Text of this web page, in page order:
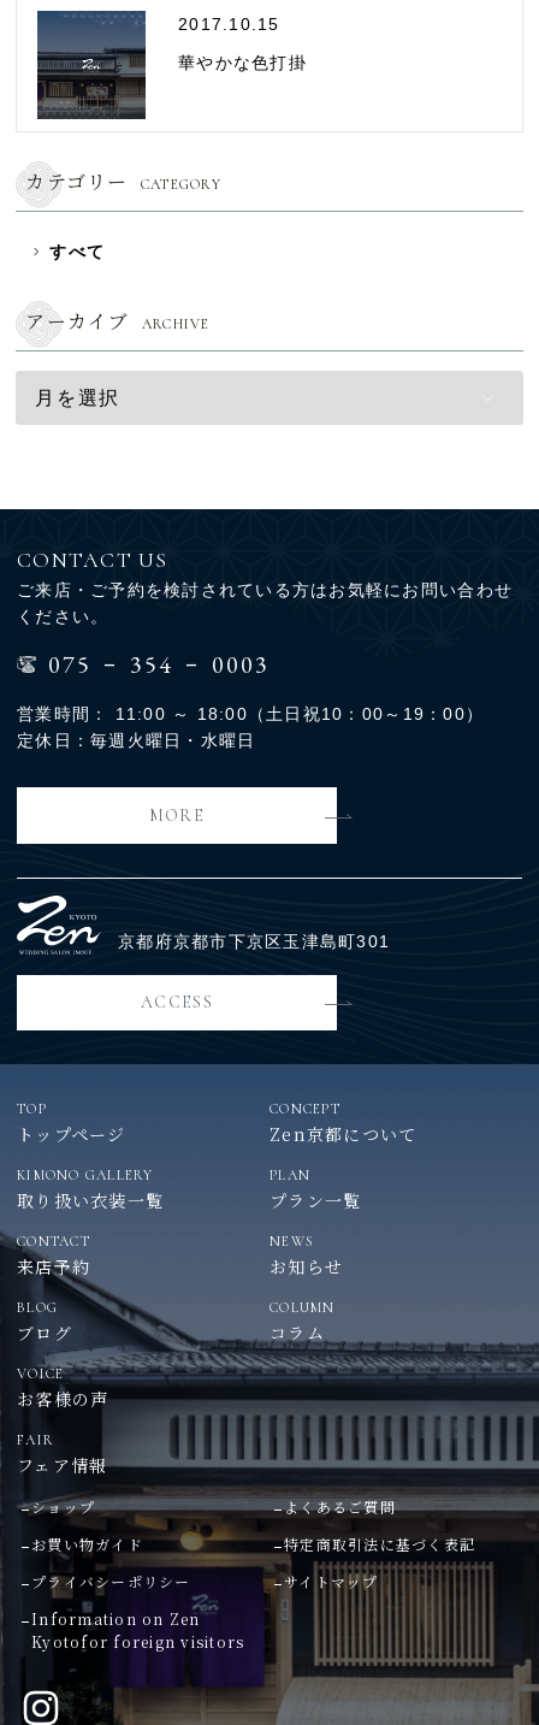
2017.10.15
華やかな色打掛
カテゴリー CATEGORY
すべて
アーカイブ ARCHIVE
CONTACT US
ご来店・ご予約を検討されている方はお気軽にお問い合わせ
ください。
075 - 354 - 0003
営業時間： 11:00 ～ 18:00（土日祝10：00～19：00）
定休日：毎週火曜日・水曜日
MORE
京都府京都市下京区玉津島町301
ACCESS
TOP
トップページ
CONCEPT
Zen京都について
KIMONO GALLERY
取り扱い衣装一覧
PLAN
プラン一覧
CONTACT
来店予約
NEWS
お知らせ
BLOG
ブログ
COLUMN
コラム
VOICE
お客様の声
FAIR
フェア情報
ショップ
よくあるご質問
お買い物ガイド
特定商取引法に基づく表記
プライバシーポリシー
サイトマップ
Information on Zen
Kyotofor foreign visitors